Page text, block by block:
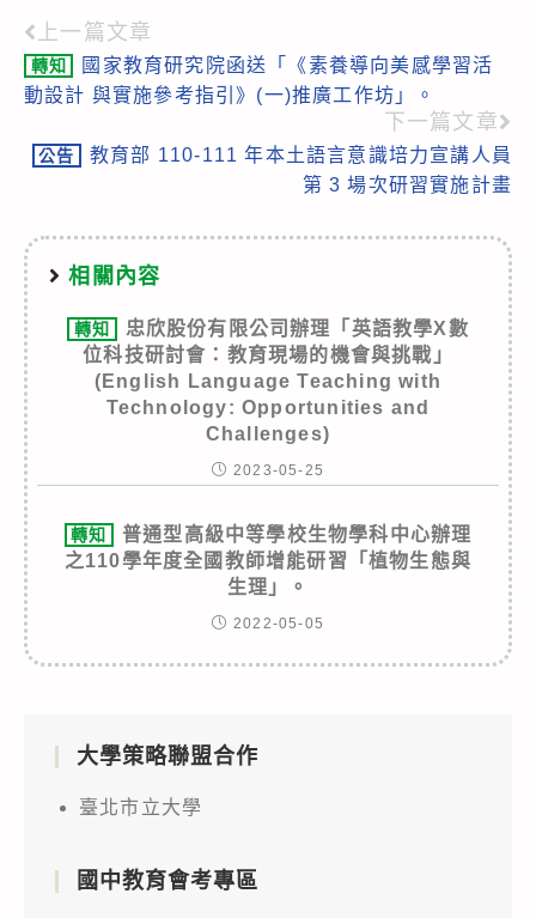
Read
more
上一篇文章
轉知
國家教育研究院函送「《素養導向美感學習活
動設計 與實施參考指引》(一)推廣工作坊」。
下一篇文章
公告
教育部 110-111 年本土語言意識培力宣講人員
第 3 場次研習實施計畫
相關內容
轉知
忠欣股份有限公司辦理「英語教學X數
位科技研討會：教育現場的機會與挑戰」
(English Language Teaching with
Technology: Opportunities and
Challenges)
2023-05-25
轉知
普通型高級中等學校生物學科中心辦理
之110學年度全國教師增能研習「植物生態與
生理」。
2022-05-05
大學策略聯盟合作
臺北市立大學
國中教育會考專區